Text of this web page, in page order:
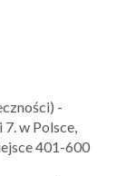
-
w Polsce,
401-600